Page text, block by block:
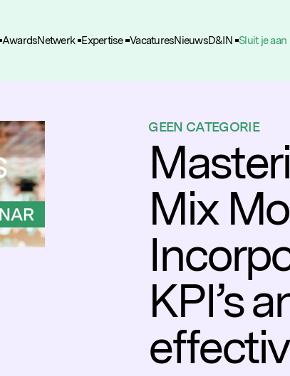
AwardsNetwerk Expertise VacaturesNieuwsD&IN Sluit je aan
GEEN CATEGORIE
Mix
KPI’s
Deze helpen ons om het gebruik van de
gegevens worden geanonimiseerd verzameld.
Tracking
Deze worden gebruikt om je surfgedrag te
en advertenties kunnen tonen.